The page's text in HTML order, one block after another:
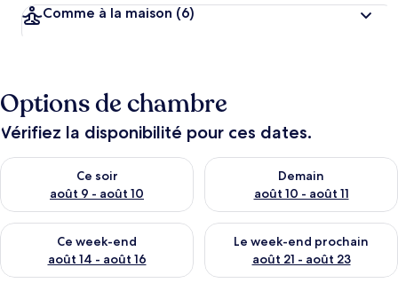
Comme à la maison (6)
Options de chambre
Vérifiez la disponibilité pour ces dates.
Ce soir
août 9 - août 10
Vérifier la disponibilité pour ce soir août 9 - août 10
Demain
août 10 - août 11
Vérifier la disponibilité pour
Ce week-end
août 14 - août 16
Vérifier la disponibilité pour ce week-end août 14 - août 16
Le week-end prochain
août 21 - août 23
Vérifier la disponibilité pour